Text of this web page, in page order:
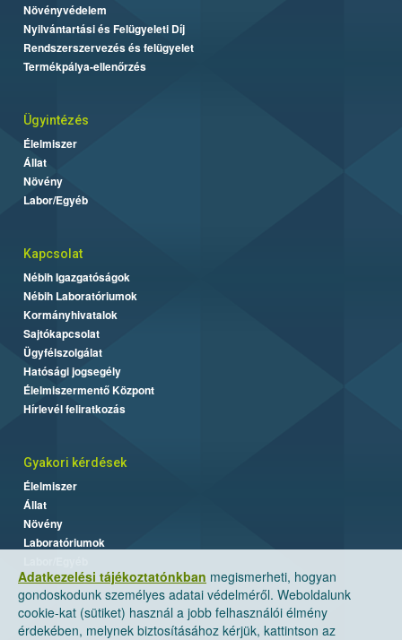
Adatkezelési tájékoztatónkban megismerheti, hogyan
gondoskodunk személyes adatai védelméről. Weboldalunk
cookie-kat (sütiket) használ a jobb felhasználói élmény
érdekében, melynek biztosításához kérjük, kattintson az
Növényvédelem
Nyilvántartási és Felügyeleti Díj
Rendszerszervezés és felügyelet
Termékpálya-ellenőrzés
Ügyintézés
Élelmiszer
Állat
Növény
Labor/Egyéb
Kapcsolat
Nébih Igazgatóságok
Nébih Laboratóriumok
Kormányhivatalok
Sajtókapcsolat
Ügyfélszolgálat
Hatósági jogsegély
Élelmiszermentő Központ
Hírlevél feliratkozás
Gyakori kérdések
Élelmiszer
Állat
Növény
Laboratóriumok